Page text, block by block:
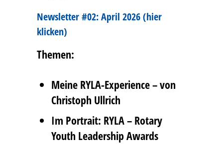
Newsletter #02: April 2026 (hier
klicken)
Themen:
Meine RYLA-Experience – von
Christoph Ullrich
Im Portrait: RYLA – Rotary
Youth Leadership Awards